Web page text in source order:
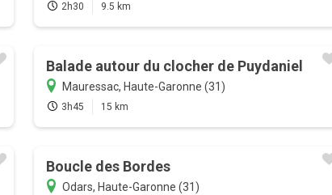
2h30 9.5 km
Balade autour du clocher de Puydaniel
Mauressac, Haute-Garonne (31)
3h45 15 km
Boucle des Bordes
Odars, Haute-Garonne (31)